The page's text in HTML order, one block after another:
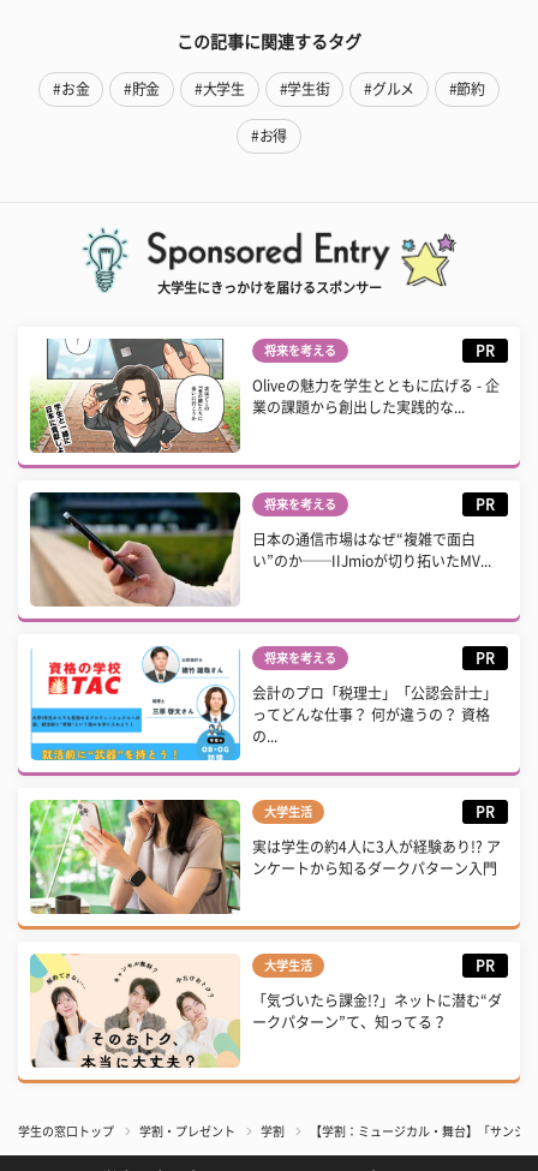
この記事に関連するタグ
#お金 #貯金 #大学生 #学生街 #グルメ #節約
#お得
大学生にきっかけを届けるスポンサー
将来を考える PR
Oliveの魅力を学生とともに広げる - 企
業の課題から創出した実践的な...
将来を考える PR
日本の通信市場はなぜ“複雑で面白
い”のか──IIJmioが切り拓いたMV...
将来を考える PR
会計のプロ「税理士」「公認会計士」
ってどんな仕事？ 何が違うの？ 資格
の...
大学生活 PR
実は学生の約4人に3人が経験あり!? ア
ンケートから知るダークパターン入門
大学生活 PR
「気づいたら課金!?」ネットに潜む“ダ
ークパターン”て、知ってる？
学生の窓口トップ 学割・プレゼント 学割 【学割：ミュージカル・舞台】「サンシ